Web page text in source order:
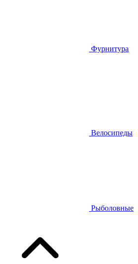
Фурнитура
Велосипеды
Рыболовные